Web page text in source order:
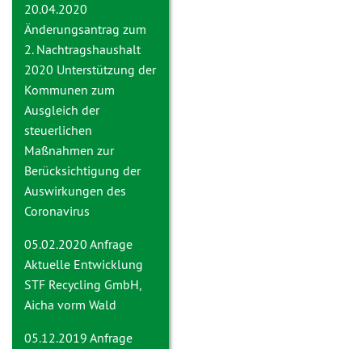
20.04.2020
Änderungsantrag zum
2. Nachtragshaushalt
2020 Unterstützung der
Kommunen zum
Ausgleich der
steuerlichen
Maßnahmen zur
Berücksichtigung der
Auswirkungen des
Coronavirus
05.02.2020 Anfrage
Aktuelle Entwicklung
STF Recycling GmbH,
Aicha vorm Wald
05.12.2019 Anfrage